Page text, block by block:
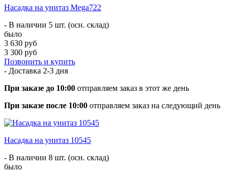
Насадка на унитаз Mega722
- В наличии 5 шт. (осн. склад)
было
3 630 руб
3 300 руб
Позвонить и купить
- Доставка 2-3 дня
При заказе до 10:00 отправляем заказ в этот же день
При заказе после 10:00 отправляем заказ на следующий день
Насадка на унитаз 10545
- В наличии 8 шт. (осн. склад)
было